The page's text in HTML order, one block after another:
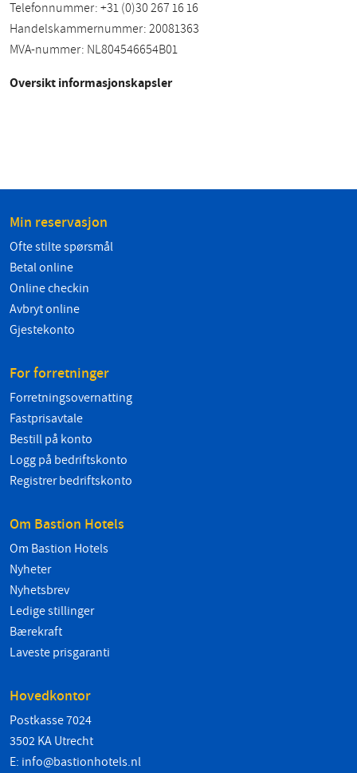
Telefonnummer: +31 (0)30 267 16 16
Handelskammernummer: 20081363
MVA-nummer: NL804546654B01
Oversikt informasjonskapsler
Min reservasjon
Ofte stilte spørsmål
Betal online
Online checkin
Avbryt online
Gjestekonto
For forretninger
Forretningsovernatting
Fastprisavtale
Bestill på konto
Logg på bedriftskonto
Registrer bedriftskonto
Om Bastion Hotels
Om Bastion Hotels
Nyheter
Nyhetsbrev
Ledige stillinger
Bærekraft
Laveste prisgaranti
Hovedkontor
Postkasse 7024
3502 KA Utrecht
E: info@bastionhotels.nl